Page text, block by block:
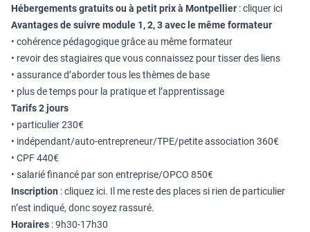
Hébergements gratuits ou à petit prix à Montpellier :cliquer ici
Avantages de suivre module 1, 2, 3 avec le même formateur
• cohérence pédagogique grâce au même formateur
• revoir des stagiaires que vous connaissez pour tisser des liens
• assurance d’aborder tous les thèmes de base
• plus de temps pour la pratique et l’apprentissage
Tarifs 2 jours
• particulier 230€
• indépendant/auto-entrepreneur/TPE/petite association 360€
• CPF 440€
• salarié financé par son entreprise/OPCO 850€
Inscription :cliquez ici. Il me reste des places si rien de particulier
n’est indiqué, donc soyez rassuré.
Horaires : 9h30-17h30